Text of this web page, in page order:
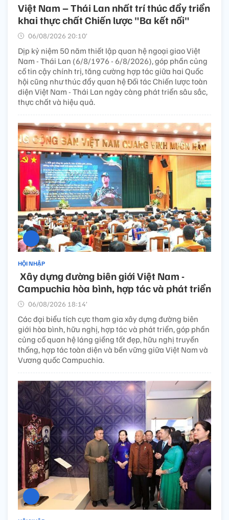
Việt Nam – Thái Lan nhất trí thúc đẩy triển
khai thực chất Chiến lược "Ba kết nối"
06/08/2026 20:10’
Dịp kỷ niệm 50 năm thiết lập quan hệ ngoại giao Việt
Nam - Thái Lan (6/8/1976 - 6/8/2026), góp phần củng
cố tin cậy chính trị, tăng cường hợp tác giữa hai Quốc
hội cũng như thúc đẩy quan hệ Đối tác Chiến lược toàn
diện Việt Nam - Thái Lan ngày càng phát triển sâu sắc,
thực chất và hiệu quả.
HỘI NHẬP
​ Xây dựng đường biên giới Việt Nam -
Campuchia hòa bình, hợp tác và phát triển
06/08/2026 18:14’
Các đại biểu tích cực tham gia xây dựng đường biên
giới hòa bình, hữu nghị, hợp tác và phát triển, góp phần
củng cố quan hệ láng giềng tốt đẹp, hữu nghị truyền
thống, hợp tác toàn diện và bền vững giữa Việt Nam và
Vương quốc Campuchia.